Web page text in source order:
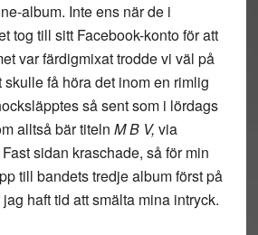
album. Inte ens när de i
tog till sitt Facebook-konto för att
var färdigmixat trodde vi väl på
få höra det inom en rimlig
så sent som i lördags
alltså bär titeln M B V, via
sidan kraschade, så för min
till bandets tredje album först på
haft tid att smälta mina intryck.